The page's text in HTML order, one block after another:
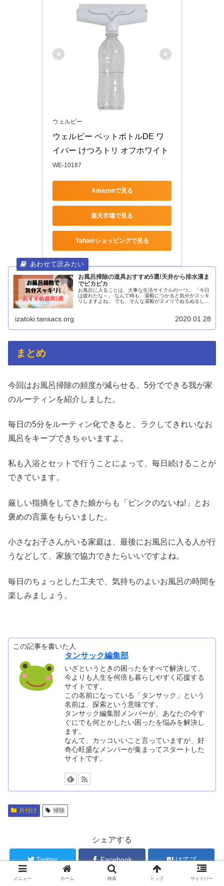
ウェルビー
ウェルビー ペットボトルDE ワ
イパー けつろトリ オフホワイト
WE-10187
Amazonで見る
楽天市場で見る
Yahoo!ショッピングで見る
お風呂掃除の道具おすすめ5選!天井から排水溝ま
でピカピカ
お風呂に入ることは、大事な生活サイクルの一つ。 「今日
は疲れたな～」 なんて時も、湯船につかると気分がスッキ
リしますよね。 でも、そんな湯船がヌメリでぬるぬるして
izatoki.tansacs.org 2020.01.28
まとめ
今回はお風呂掃除の頻度が減らせる、5分でできる我が家
のルーティンを紹介しました。
毎日の5分をルーティン化できると、ラクしてきれいなお
風呂をキープできちゃいますよ。
私も入浴とセットで行うことによって、毎日続けることが
できています。
厳しい指摘をしてきた娘からも「ピンクのないね!」とお
褒めの言葉をもらいました。
小さなお子さんがいる家庭は、最後にお風呂に入る人が行
うなどして、家族で協力できたらいいですよね。
毎日のちょっとした工夫で、気持ちのよいお風呂の時間を
楽しみましょう。
この記事を書いた人
タンサック編集部
いざというときの困ったをすべて解決して、
今よりも人生を何倍も暮らしやすく応援する
サイトです。
この名前になっている「タンサック」という
名前は、探索という意味です。
タンサック編集部メンバーが、あなたの今す
ぐにでも何とかしたい困ったを悩みを解決し
ます。
なんて、カッコいいこと言っていますが、好
奇心旺盛なメンバーが集まってスタートした
サイトです。
片付け 掃除
シェアする
Twitter Facebook はてブ
メニュー ホーム 検索 トップ サイドバー